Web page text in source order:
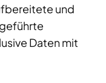
und
Daten mit